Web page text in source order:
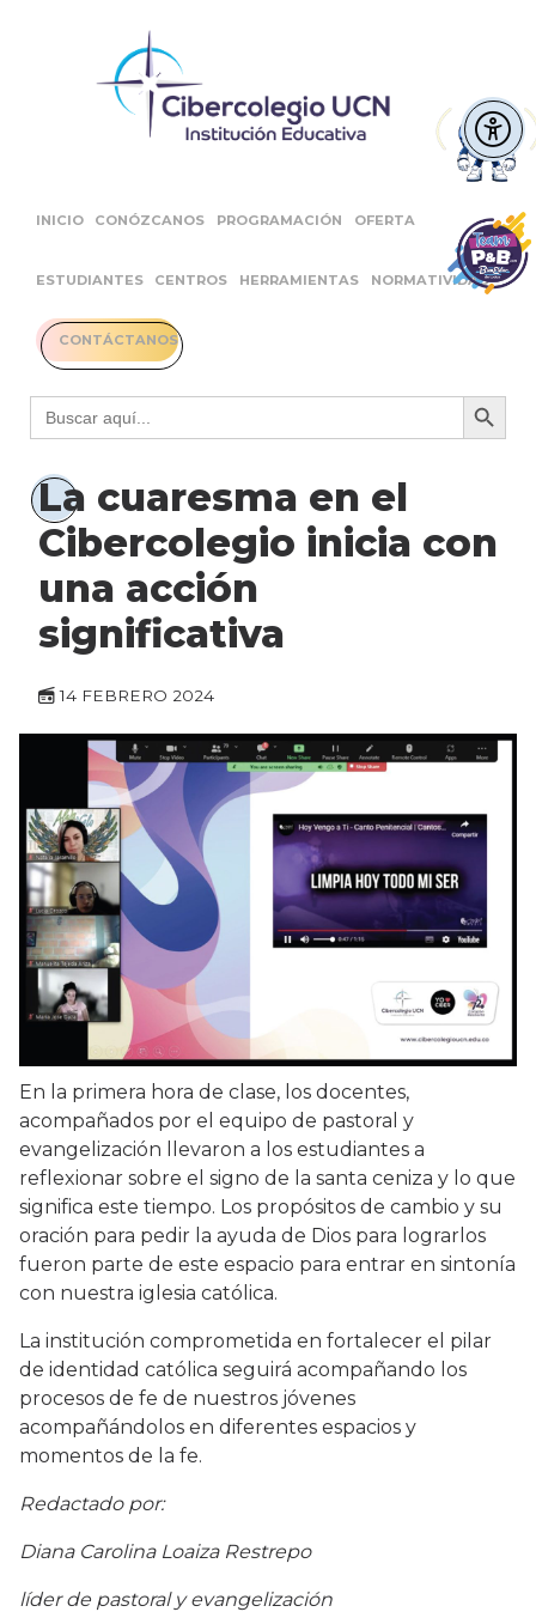
INICIO CONÓZCANOS PROGRAMACIÓN OFERTA
ESTUDIANTES CENTROS HERRAMIENTAS NORMATIVIDAD
CONTÁCTANOS
Buscar: Botón
La cuaresma en el
Cibercolegio inicia con
una acción
significativa
14 FEBRERO 2024
En la primera hora de clase, los docentes,
acompañados por el equipo de pastoral y
evangelización llevaron a los estudiantes a
reflexionar sobre el signo de la santa ceniza y lo que
significa este tiempo. Los propósitos de cambio y su
oración para pedir la ayuda de Dios para lograrlos
fueron parte de este espacio para entrar en sintonía
con nuestra iglesia católica.
La institución comprometida en fortalecer el pilar
de identidad católica seguirá acompañando los
procesos de fe de nuestros jóvenes
acompañándolos en diferentes espacios y
momentos de la fe.
Redactado por:
Diana Carolina Loaiza Restrepo
líder de pastoral y evangelización